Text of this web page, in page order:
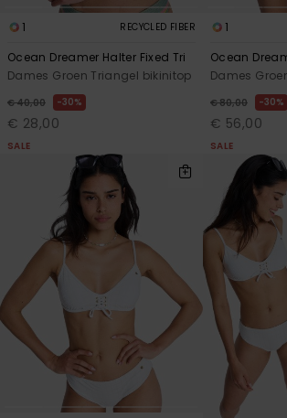
1 RECYCLED FIBER
Ocean Dreamer Halter Fixed Tri
Dames Groen Triangel bikinitop
€ 40,00 30%
€ 28,00
SALE
1
Ocean
Dames
€ 80,00 30%
€ 56,00
SALE